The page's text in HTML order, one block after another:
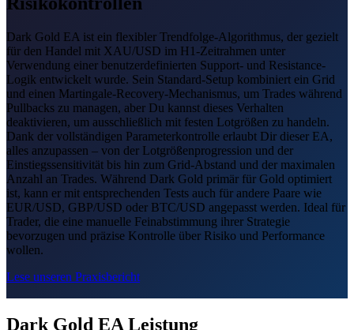
Dark Gold EA ist ein flexibler Trendfolge-Algorithmus, der gezielt
für den Handel mit XAU/USD im H1-Zeitrahmen unter
Verwendung einer benutzerdefinierten Support- und Resistance-
Logik entwickelt wurde. Sein Standard-Setup kombiniert ein Grid
und einen Martingale-Recovery-Mechanismus, um Trades während
Pullbacks zu managen, aber Du kannst dieses Verhalten
deaktivieren, um ausschließlich mit festen Lotgrößen zu handeln.
Dank der vollständigen Parameterkontrolle erlaubt Dir dieser EA,
alles anzupassen – von der Lotgrößenprogression und der
Einstiegssensitivität bis hin zum Grid-Abstand und der maximalen
Anzahl an Trades. Während Dark Gold primär für Gold optimiert
ist, kann er mit entsprechenden Tests auch für andere Paare wie
EUR/USD, GBP/USD oder BTC/USD angepasst werden. Ideal für
Trader, die eine manuelle Feinabstimmung ihrer Strategie
bevorzugen und präzise Kontrolle über Risiko und Performance
wollen.
Lese unseren Praxisbericht
Dark Gold EA Leistung